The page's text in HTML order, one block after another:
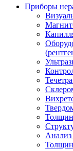
Приборы
Анализ